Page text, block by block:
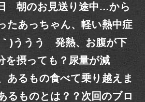
朝のお見送り途中…から
たあっちゃん、軽い熱中症
)ううう 発熱、お腹が下
を摂っても？尿量が減
るもの食べて乗り越えま
るものとは？？次回のブロ